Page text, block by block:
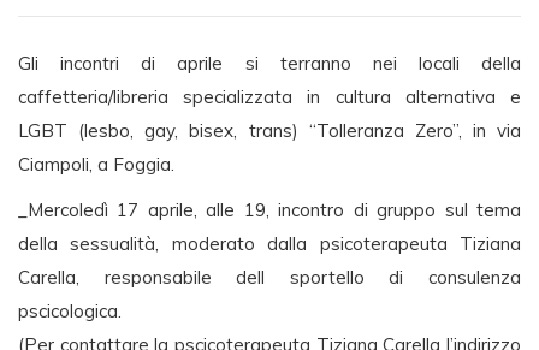
Gli incontri di aprile si terranno nei locali della
caffetteria/libreria specializzata in cultura alternativa e
LGBT (lesbo, gay, bisex, trans) “Tolleranza Zero”, in via
Ciampoli, a Foggia.
_Mercoledì 17 aprile, alle 19, incontro di gruppo sul tema
della sessualità, moderato dalla psicoterapeuta Tiziana
Carella, responsabile dell sportello di consulenza
pscicologica.
(Per contattare la pscicoterapeuta Tiziana Carella l’indirizzo